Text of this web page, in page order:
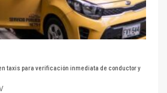
taxis para verificación inmediata de conductor y